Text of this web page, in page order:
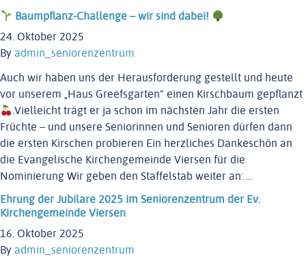
Baumpflanz-Challenge – wir sind dabei!
24. Oktober 2025
By admin_seniorenzentrum
Auch wir haben uns der Herausforderung gestellt und heute
vor unserem „Haus Greefsgarten“ einen Kirschbaum gepflanzt
.Vielleicht trägt er ja schon im nächsten Jahr die ersten
Früchte – und unsere Seniorinnen und Senioren dürfen dann
die ersten Kirschen probieren Ein herzliches Dankeschön an
die Evangelische Kirchengemeinde Viersen für die
Nominierung Wir geben den Staffelstab weiter an: …
Ehrung der Jubilare 2025 im Seniorenzentrum der Ev.
Kirchengemeinde Viersen
16. Oktober 2025
By admin_seniorenzentrum